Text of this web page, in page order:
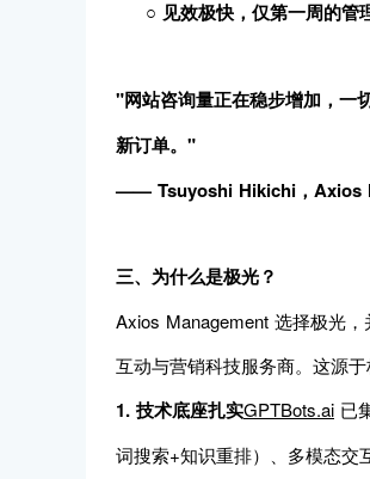
○ 见效极快，仅第一周的管
"网站咨询量正在稳步增加，一
新订单。"
—— Tsuyoshi Hikichi，Axios
三、为什么是极光？
Axios Management 选择极光
互动与营销科技服务商。这源
1. 技术底座扎实GPTBots.ai 已
词搜索+知识重排）、多模态交